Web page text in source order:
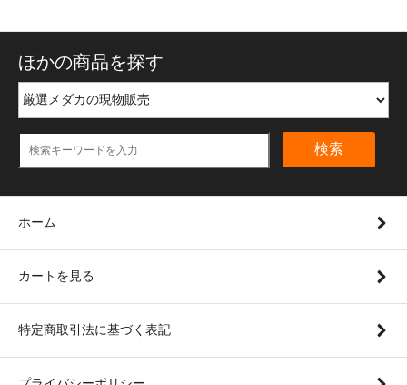
ほかの商品を探す
検索
ホーム
カートを見る
特定商取引法に基づく表記